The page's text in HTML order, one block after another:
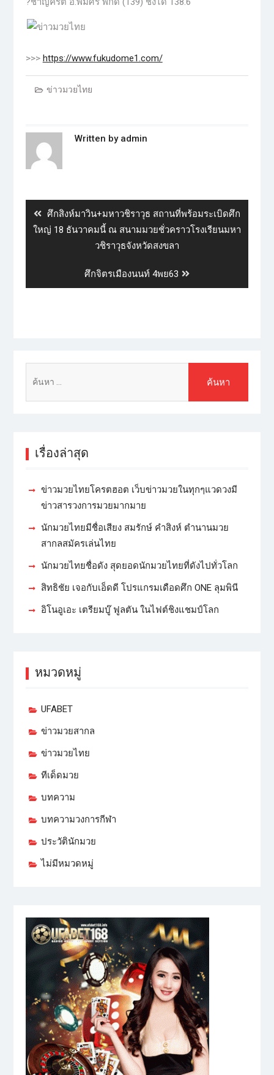
>>> https://www.fukudome1.com/
ข่าวมวยไทย
Written by admin
ศึกสิงห์มาวิน+มหาวชิราวุธ สถานที่พร้อมระเบิดศึก
ใหญ่ 18 ธันวาคมนี้ ณ สนามมวยชั่วคราวโรงเรียนมหา
วชิราวุธจังหวัดสงขลา
ศึกจิตรเมืองนนท์ 4พย63
เรื่องล่าสุด
ข่าวมวยไทยโครตฮอต เว็บข่าวมวยในทุกๆแวดวงมี
ข่าวสารวงการมวยมากมาย
นักมวยไทยมีชื่อเสียง สมรักษ์ คำสิงห์ ตำนานมวย
สากลสมัครเล่นไทย
นักมวยไทยชื่อดัง สุดยอดนักมวยไทยที่ดังไปทั่วโลก
สิทธิชัย เจอกับเอ็ดดี โปรแกรมเดือดศึก ONE ลุมพินี
อิโนอูเอะ เตรียมบู๊ ฟูลตัน ในไฟต์ชิงแชมป์โลก
หมวดหมู่
UFABET
ข่าวมวยสากล
ข่าวมวยไทย
ทีเด็ดมวย
บทความ
บทความวงการกีฬา
ประวัตินักมวย
ไม่มีหมวดหมู่